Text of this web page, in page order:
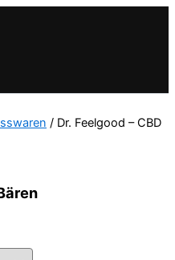
/ Dr. Feelgood – CBD